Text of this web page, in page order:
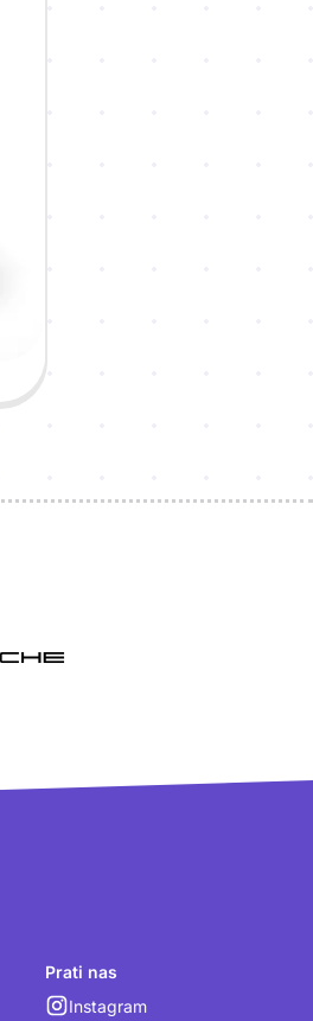
Prati nas
Instagram